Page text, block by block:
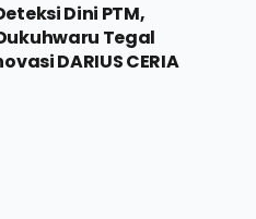
Dini PTM,
Tegal
DARIUS CERIA